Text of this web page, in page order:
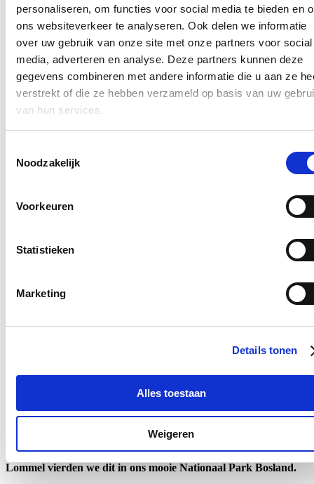
personaliseren, om functies voor social media te bieden en
ons websiteverkeer te analyseren. Ook delen we informatie
over uw gebruik van onze site met onze partners voor social
media, adverteren en analyse. Deze partners kunnen deze
gegevens combineren met andere informatie die u aan ze
verstrekt of die ze hebben verzameld op basis van uw
van hun services.
Noodzakelijk
Voorkeuren
Statistieken
Marketing
Details tonen
Alles toestaan
Weigeren
16/11/25
De jaarlijkse cd&v-Lommel Brunch was opnieuw een groot
succes. Meer dan 500 Lommelaars genoten van een gezellige
sfeer, een heerlijke brunch en fijne babbels.
Lees meer
Lommel
04/11/25
nationale parken van Vlaanderen. Deze keer was het prachtige
Bosland aan de beurt.
Lommel
Op 26 oktober organiseerde Lommel Werkplaatsen de tweede
Lommel
Tussen 6 en 12 oktober was het weer de Week van het Bos. In
Lommel vierden we dit in ons mooie Nationaal Park Bosland.